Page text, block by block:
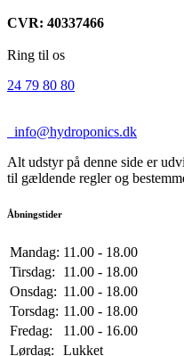
CVR: 40337466
Ring til os
24 79 80 80
info@hydroponics.dk
Alt udstyr på denne side er
til gældende regler og
Åbningstider
Mandag: 11.00 - 18.00
Tirsdag:
11.00 - 18.00
Onsdag: 11.00 - 18.00
Torsdag: 11.00 - 18.00
Fredag:
11.00 - 16.00
Lørdag:
Lukket